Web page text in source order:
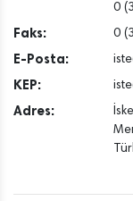
0
Faks: 0
E-Posta:
KEP:
Adres: